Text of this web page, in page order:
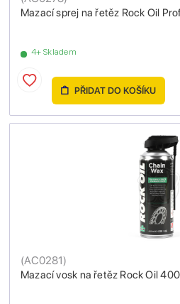
Mazací sprej na řetěz Rock Oil
4+ Skladem
PŘIDAT DO KOŠÍKU
Mazací vosk na řetěz Rock Oil
(AC0281)